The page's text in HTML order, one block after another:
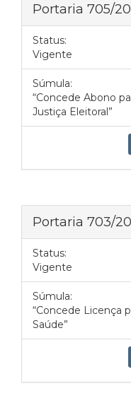
Portaria 705/
Status:
Vigente
Súmula:
“Concede Abono
Justiça Eleitoral”
Portaria 703/
Status:
Vigente
Súmula:
“Concede Licença
Saúde”